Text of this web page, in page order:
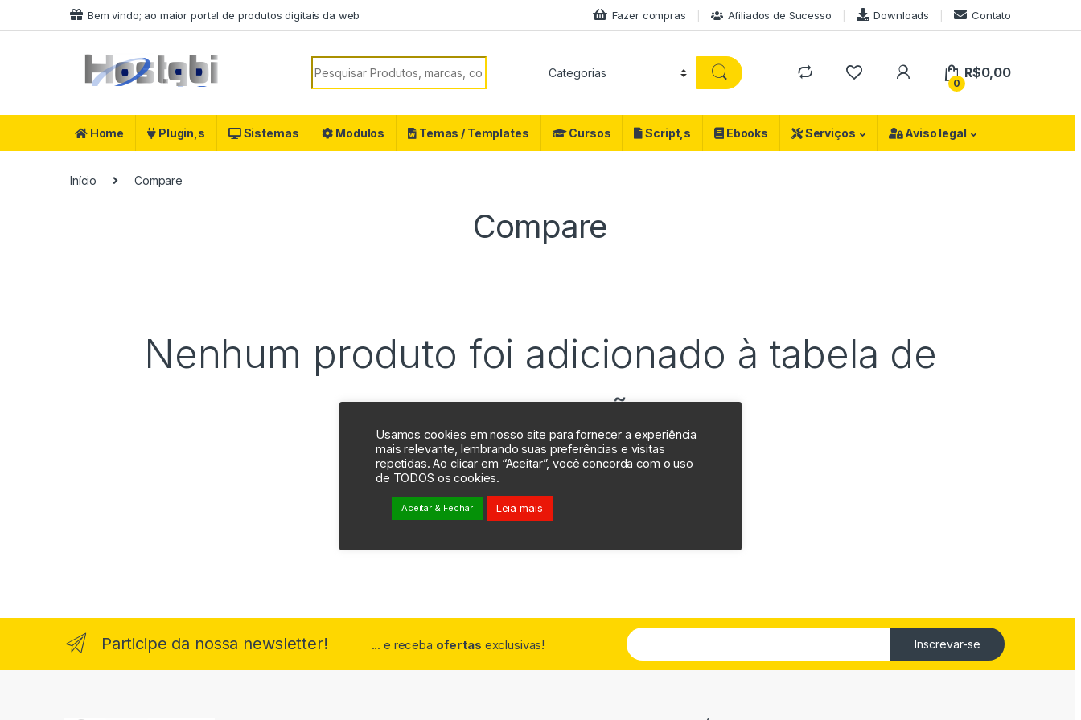
Ir para a navegação
Ir para o conteúdoBem vindo; ao maior portal de produtos digitais da web Fazer compras Afiliados de Sucesso Downloads Contato
Procurar por:
0
R$0,00
Home Plugin,s Sistemas Modulos Temas / Templates Cursos Script,s Ebooks Serviços Aviso legal
Início Compare
Compare
Nenhum produto foi adicionado à tabela de
comparação
Participe da nossa newsletter! ... e receba ofertas exclusivas! Inscrevar-se
Usamos cookies em nosso site para fornecer a experiência
mais relevante, lembrando suas preferências e visitas
repetidas. Ao clicar em “Aceitar”, você concorda com o uso
de TODOS os cookies.
Aceitar & Fechar Leia mais